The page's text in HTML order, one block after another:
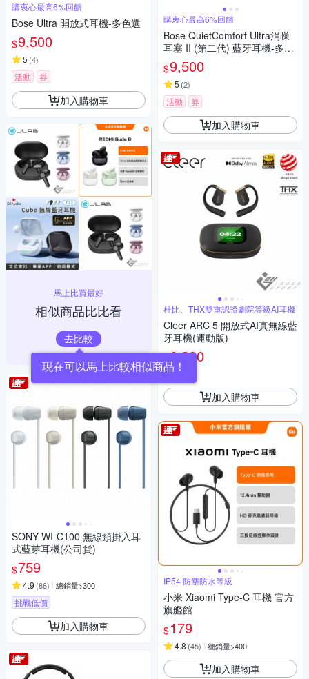
購衷心最高6%回饋
Bose Ultra 開放式耳機-多色選
$9,500
5 (4)
活動 券
加入購物車
馬上比買最好
相似商品比比看
去比較
SONY WI-C100 無線頸掛入耳
式藍芽耳機(公司貨)
$759
4.9 (86) 總銷量>300
挑戰低價
加入購物車
購衷心最高6%回饋
Bose QuietComfort Ultra消噪
耳塞 II (第二代) 藍牙耳機-多色
選
$9,500
5 (2)
活動 券
加入購物車
杜比、THX雙重認證劇院等級AI耳機
Cleer ARC 5 開放式AI真無線藍
牙耳機(運動版)
$6,280
加入購物車
IP54 防塵防水等級
小米 Xiaomi Type-C 耳機 官方
旗艦館
$179
4.8 (45) 總銷量>400
加入購物車